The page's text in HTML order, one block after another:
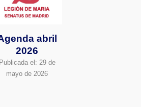
abril
2026
Publicada el: 29 de
mayo de 2026